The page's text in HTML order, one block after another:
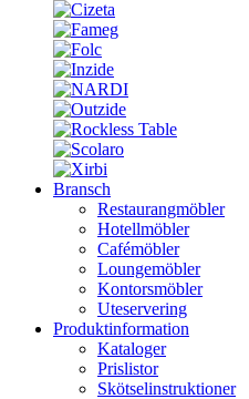
Bransch
Restaurangmöbler
Hotellmöbler
Cafémöbler
Loungemöbler
Kontorsmöbler
Uteservering
Produktinformation
Kataloger
Prislistor
Skötselinstruktioner